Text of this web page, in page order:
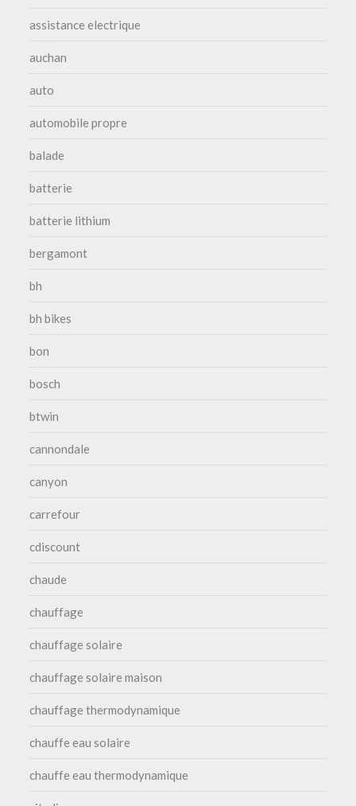
assistance electrique
auchan
auto
automobile propre
balade
batterie
batterie lithium
bergamont
bh
bh bikes
bon
bosch
btwin
cannondale
canyon
carrefour
cdiscount
chaude
chauffage
chauffage solaire
chauffage solaire maison
chauffage thermodynamique
chauffe eau solaire
chauffe eau thermodynamique